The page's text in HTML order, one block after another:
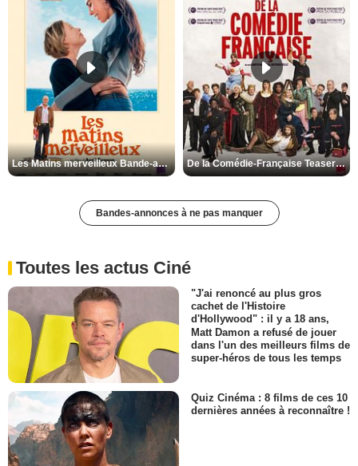
Les Matins merveilleux Bande-annonce VF De la Comédie-Française Teaser VF
Bandes-annonces à ne pas manquer
Toutes les actus Ciné
"J'ai renoncé au plus gros
cachet de l'Histoire
d'Hollywood" : il y a 18 ans,
Matt Damon a refusé de jouer
dans l'un des meilleurs films de
super-héros de tous les temps
Quiz Cinéma : 8 films de ces 10
dernières années à reconnaître !